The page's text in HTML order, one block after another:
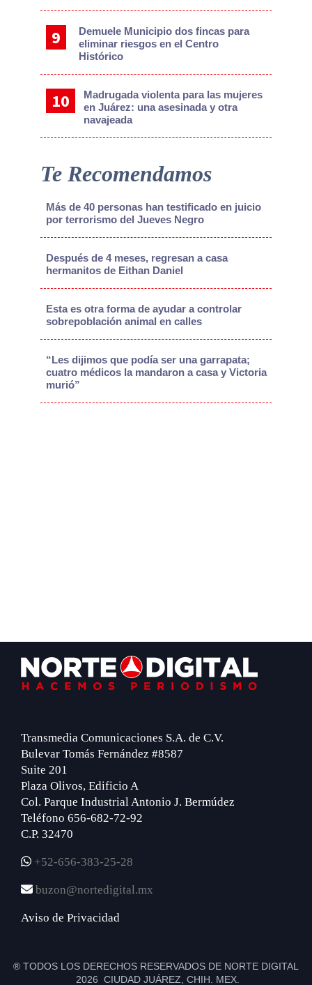
Demuele Municipio dos fincas para
eliminar riesgos en el Centro
Histórico
Madrugada violenta para las mujeres
en Juárez: una asesinada y otra
navajeada
Te Recomendamos
Más de 40 personas han testificado en juicio
por terrorismo del Jueves Negro
Después de 4 meses, regresan a casa
hermanitos de Eithan Daniel
Esta es otra forma de ayudar a controlar
sobrepoblación animal en calles
“Les dijimos que podía ser una garrapata;
cuatro médicos la mandaron a casa y Victoria
murió”
Footer
Transmedia Comunicaciones S.A. de C.V.
Bulevar Tomás Fernández #8587
Suite 201
Plaza Olivos, Edificio A
Col. Parque Industrial Antonio J. Bermúdez
Teléfono 656-682-72-92
C.P. 32470
+52-656-383-25-28
buzon@nortedigital.mx
Aviso de Privacidad
® TODOS LOS DERECHOS RESERVADOS DE NORTE DIGITAL
2026 CIUDAD JUÁREZ, CHIH. MEX.